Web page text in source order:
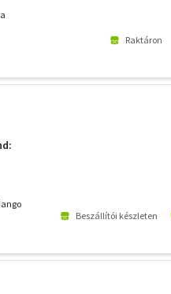
Raktáron
Beszállítói készleten